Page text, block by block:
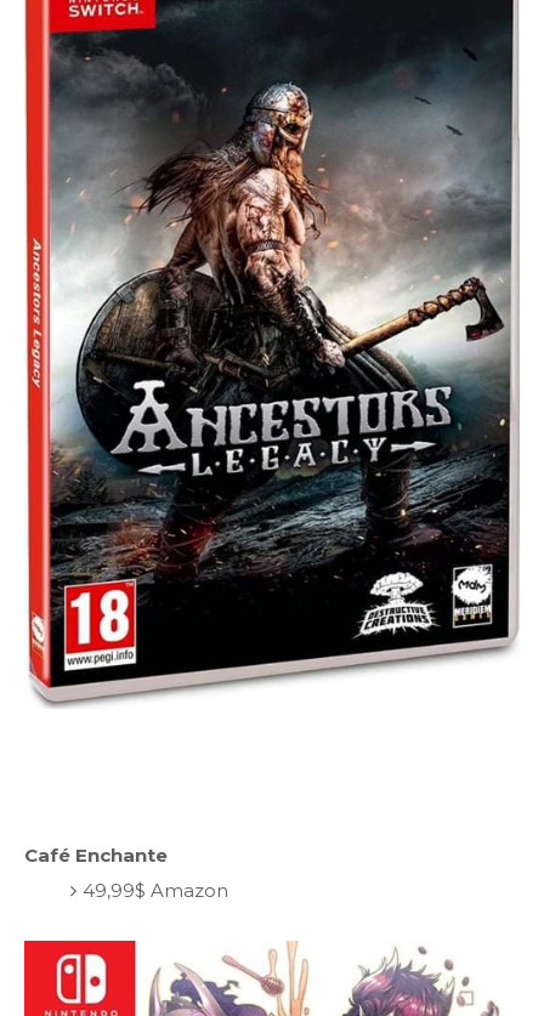
Café Enchante
49,99$ Amazon